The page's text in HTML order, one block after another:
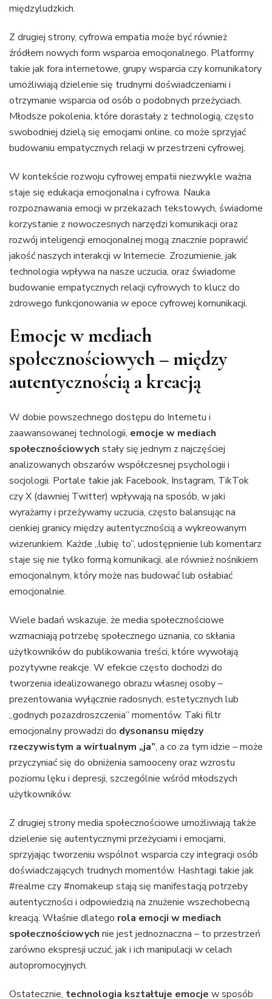
międzyludzkich.
Z drugiej strony, cyfrowa empatia może być również
źródłem nowych form wsparcia emocjonalnego. Platformy
takie jak fora internetowe, grupy wsparcia czy komunikatory
umożliwiają dzielenie się trudnymi doświadczeniami i
otrzymanie wsparcia od osób o podobnych przeżyciach.
Młodsze pokolenia, które dorastały z technologią, często
swobodniej dzielą się emocjami online, co może sprzyjać
budowaniu empatycznych relacji w przestrzeni cyfrowej.
W kontekście rozwoju cyfrowej empatii niezwykle ważna
staje się edukacja emocjonalna i cyfrowa. Nauka
rozpoznawania emocji w przekazach tekstowych, świadome
korzystanie z nowoczesnych narzędzi komunikacji oraz
rozwój inteligencji emocjonalnej mogą znacznie poprawić
jakość naszych interakcji w Internecie. Zrozumienie, jak
technologia wpływa na nasze uczucia, oraz świadome
budowanie empatycznych relacji cyfrowych to klucz do
zdrowego funkcjonowania w epoce cyfrowej komunikacji.
Emocje w mediach
społecznościowych – między
autentycznością a kreacją
W dobie powszechnego dostępu do Internetu i
zaawansowanej technologii, emocje w mediach
społecznościowych stały się jednym z najczęściej
analizowanych obszarów współczesnej psychologii i
socjologii. Portale takie jak Facebook, Instagram, TikTok
czy X (dawniej Twitter) wpływają na sposób, w jaki
wyrażamy i przeżywamy uczucia, często balansując na
cienkiej granicy między autentycznością a wykreowanym
wizerunkiem. Każde „lubię to”, udostępnienie lub komentarz
staje się nie tylko formą komunikacji, ale również nośnikiem
emocjonalnym, który może nas budować lub osłabiać
emocjonalnie.
Wiele badań wskazuje, że media społecznościowe
wzmacniają potrzebę społecznego uznania, co skłania
użytkowników do publikowania treści, które wywołają
pozytywne reakcje. W efekcie często dochodzi do
tworzenia idealizowanego obrazu własnej osoby –
prezentowania wyłącznie radosnych, estetycznych lub
„godnych pozazdroszczenia” momentów. Taki filtr
emocjonalny prowadzi do dysonansu między
rzeczywistym a wirtualnym „ja”, a co za tym idzie – może
przyczyniać się do obniżenia samooceny oraz wzrostu
poziomu lęku i depresji, szczególnie wśród młodszych
użytkowników.
Z drugiej strony media społecznościowe umożliwiają także
dzielenie się autentycznymi przeżyciami i emocjami,
sprzyjając tworzeniu wspólnot wsparcia czy integracji osób
doświadczających trudnych momentów. Hashtagi takie jak
#realme czy #nomakeup stają się manifestacją potrzeby
autentyczności i odpowiedzią na znużenie wszechobecną
kreacją. Właśnie dlatego rola emocji w mediach
społecznościowych nie jest jednoznaczna – to przestrzeń
zarówno ekspresji uczuć, jak i ich manipulacji w celach
autopromocyjnych.
Ostatecznie, technologia kształtuje emocje w sposób